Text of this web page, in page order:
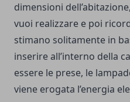
dimensioni
vuoi realizzare e poi
stimano solitamente in
inserire all’interno della
essere le prese, le
viene erogata l’energia